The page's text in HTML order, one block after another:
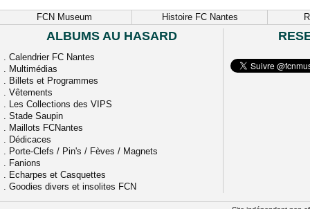
FCN Museum Histoire FC Nantes
ALBUMS AU HASARD
. Calendrier FC Nantes
. Multimédias
. Billets et Programmes
. Vêtements
. Les Collections des VIPS
. Stade Saupin
. Maillots FCNantes
. Dédicaces
. Porte-Clefs / Pin's / Fèves / Magnets
. Fanions
. Echarpes et Casquettes
. Goodies divers et insolites FCN